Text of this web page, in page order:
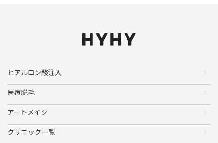
ヒアルロン酸注入
医療脱毛
アートメイク
クリニック一覧